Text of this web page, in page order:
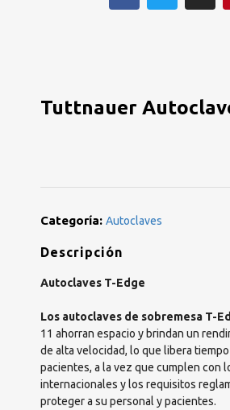
Tuttnauer
Categoría: Autoclaves
Descripción
Autoclaves T-Edge
Los autoclaves de sobremesa T-
11 ahorran espacio y brindan un
de alta velocidad, lo que libera
pacientes, a la vez que cumplen con
internacionales y los requisitos
proteger a su personal y pacientes.